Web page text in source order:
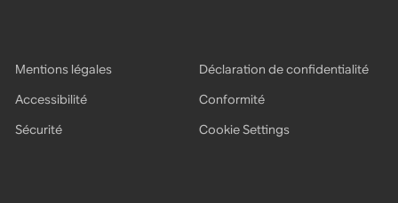
Mentions légales
Déclaration de confidentialité
Accessibilité
Conformité
Sécurité
Cookie Settings